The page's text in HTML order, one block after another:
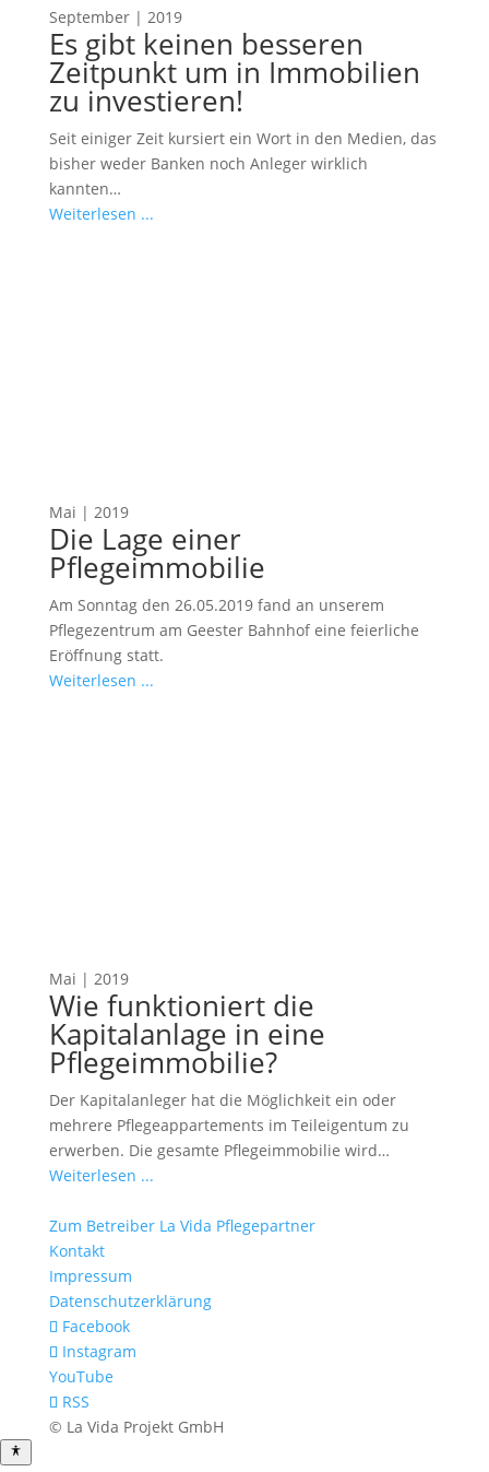
September | 2019
Es gibt keinen besseren
Zeitpunkt um in Immobilien
zu investieren!
Seit einiger Zeit kursiert ein Wort in den Medien, das
bisher weder Banken noch Anleger wirklich
kannten…
Weiterlesen ...
Mai | 2019
Die Lage einer
Pflegeimmobilie
Am Sonntag den 26.05.2019 fand an unserem
Pflegezentrum am Geester Bahnhof eine feierliche
Eröffnung statt.
Weiterlesen ...
Mai | 2019
Wie funktioniert die
Kapitalanlage in eine
Pflegeimmobilie?
Der Kapitalanleger hat die Möglichkeit ein oder
mehrere Pflegeappartements im Teileigentum zu
erwerben. Die gesamte Pflegeimmobilie wird…
Weiterlesen ...
Zum Betreiber La Vida Pflegepartner
Kontakt
Impressum
Datenschutzerklärung
Facebook
Instagram
YouTube
RSS
© La Vida Projekt GmbH